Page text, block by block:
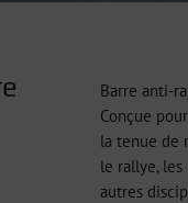
Barre anti-
Conçue
la tenue de
le rallye,
autres